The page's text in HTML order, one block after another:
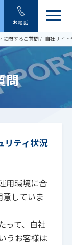
お電話
メ
ュ
ー
を
開
閉
に関するご質問 自社サイ
問
リティ状況
用環境に合
していま
って、自社
うお客様は